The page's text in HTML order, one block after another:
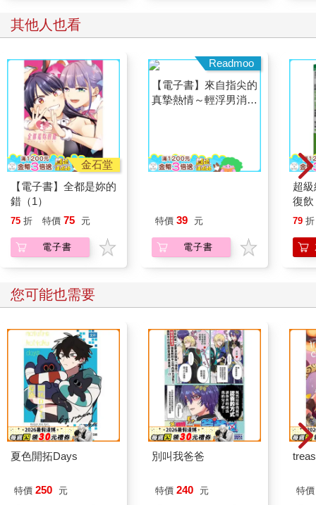
維生素B群與維生素C。加工食品經常缺乏纖維、維生素和礦物
質，長期食用會導致熱量過剩但營養不良。同時，這類食品的高
10 天內全力排毒，完全戒除加工食品至關重要。
3.禁食肉類和油炸食品
過量攝取肉類，尤其是紅肉，會提高血液中的飽和脂肪含量，增
加罹患心血管疾病的風險。同時，動物性蛋白質攝取過多，還可
能引發癌症、骨質疏鬆及其他慢性病。根據世界癌症研究基金會
的建議，每週紅肉攝取量不宜超過500 克，平均每天僅限75 克。
為減少肉類對健康減重和排毒減脂的影響，10日綠拿鐵期間完全
禁食肉類。
油炸食品則會加重肝臟負擔，且其烹調過程中產生的劣質油與反
式脂肪會帶來健康威脅。根據研究，每日攝取一小包炸薯條會讓
致癌風險增加數百倍。此外，油炸食品與澱粉的結合更會促進脂
油炸物。
4.禁食精製碳水化合物
養素與纖維。這類食物不僅無法提供足夠的能量，還會導致飢餓
感持續，大腦因此頻繁發出進食信號，容易造成飲食過量和肥
胖。
長期攝取精製碳水化合物，還會讓細胞處於養分不足的狀態，最
終導致營養不良，因此，為了讓身體得到更均衡的營養供應，必
須減少精製碳水化合物。結束10 日綠拿鐵後，醣類主食最好以全
榖類或含澱粉的根莖類如地瓜、南瓜、玉米、芋頭取代，比較容
易保持成果。
5.禁食酒類、咖啡、汽水與乳製品
酒精的熱量極高，且會干擾肝臟代謝，增加肝臟排毒的負擔。在
減重與排毒期間，肝臟工作量已經很大，飲酒會進一步阻礙毒素
同樣地，汽水與可樂屬於垃圾食物，只會帶來多餘熱量與毒素。
其他人也看
金石堂
【電子書】全都是妳的
錯（1）
75 折 特價 75 元
電子書
Readmoo
員帶著熱烈眼神擁抱我
特價 39 元
電子書
超
復
症
79 折
您可能也需要
夏色開拓Days
特價 250 元
別叫我爸爸
特價 240 元 特價